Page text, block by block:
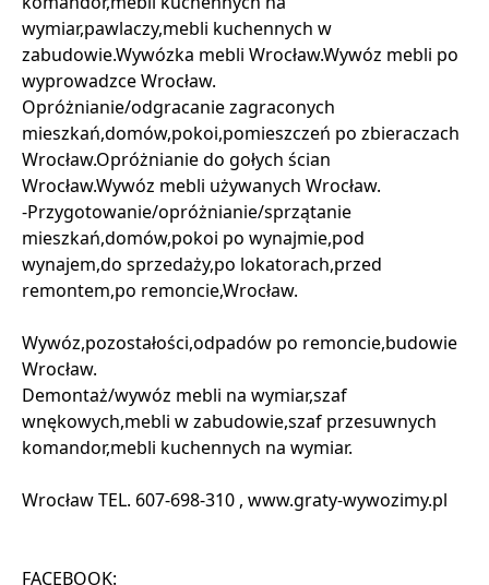
wymiar,pawlaczy,mebli kuchennych w
zabudowie.Wywózka mebli Wrocław.Wywóz mebli po
wyprowadzce Wrocław.
Opróżnianie/odgracanie zagraconych
mieszkań,domów,pokoi,pomieszczeń po zbieraczach
Wrocław.Opróżnianie do gołych ścian
Wrocław.Wywóz mebli używanych Wrocław.
-Przygotowanie/opróżnianie/sprzątanie
mieszkań,domów,pokoi po wynajmie,pod
wynajem,do sprzedaży,po lokatorach,przed
remontem,po remoncie,Wrocław.
Wywóz,pozostałości,odpadów po remoncie,budowie
Wrocław.
Demontaż/wywóz mebli na wymiar,szaf
wnękowych,mebli w zabudowie,szaf przesuwnych
komandor,mebli kuchennych na wymiar.
Wrocław TEL. 607-698-310 , www.graty-wywozimy.pl
FACEBOOK: